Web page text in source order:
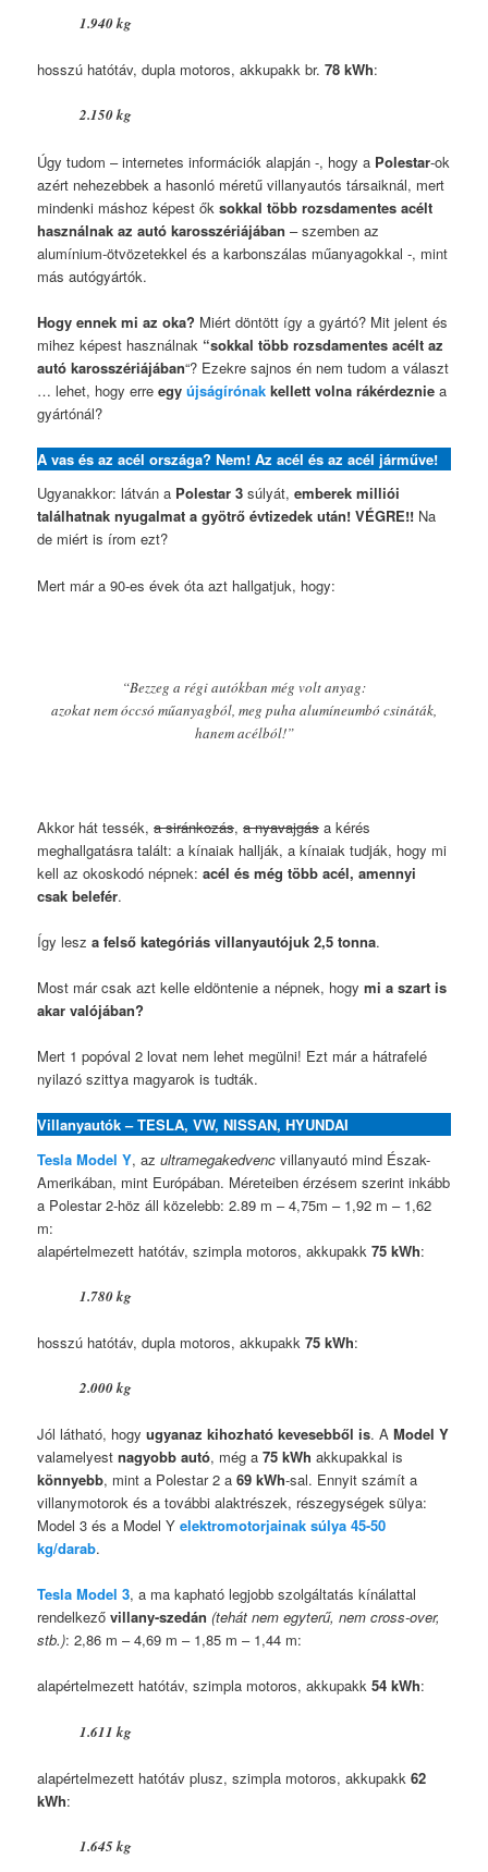
1.940 kg
hosszú hatótáv, dupla motoros, akkupakk br.78 kWh:
2.150 kg
Úgy tudom – internetes információk alapján -, hogy a Polestar-ok
azért nehezebbek a hasonló méretű villanyautós társaiknál, mert
mindenki máshoz képest őksokkal több rozsdamentes acélt
használnak az autó karosszériájában – szemben az
alumínium-ötvözetekkel és a karbonszálas műanyagokkal -, mint
más autógyártók.
Hogy ennek mi az oka? Miért döntött így a gyártó? Mit jelent és
mihez képest használnak “sokkal több rozsdamentes acélt az
autó karosszériájában“? Ezekre sajnos én nem tudom a választ
… lehet, hogy erreegyújságírónak kellett volna rákérdeznie a
gyártónál?
A vas és az acél országa? Nem! Az acél és az acél járműve!
Ugyanakkor: látván a Polestar 3 súlyát,emberek milliói
találhatnak nyugalmat a gyötrő évtizedek után! VÉGRE!! Na
de miért is írom ezt?
Mert már a 90-es évek óta azt hallgatjuk, hogy:
“Bezzeg a régi autókban még volt anyag:
azokat nem óccsó műanyagból, meg puha alumíneumbó csináták,
hanem acélból!”
Akkor hát tessék,a siránkozás,a nyavajgás a kérés
meghallgatásra talált: a kínaiak hallják, a kínaiak tudják, hogy mi
kell az okoskodó népnek:acél és még több acél, amennyi
csak belefér.
Így lesza felső kategóriás villanyautójuk 2,5 tonna.
Most már csak azt kelle eldöntenie a népnek, hogymi a szart is
akar valójában?
Mert 1 popóval 2 lovat nem lehet megülni! Ezt már a hátrafelé
nyilazó szittya magyarok is tudták.
Villanyautók – TESLA, VW, NISSAN, HYUNDAI
Tesla Model Y, azultramegakedvenc villanyautó mind Észak-
Amerikában, mint Európában. Méreteiben érzésem szerint inkább
a Polestar 2-höz áll közelebb: 2.89 m – 4,75m – 1,92 m – 1,62
m:
alapértelmezett hatótáv, szimpla motoros, akkupakk75 kWh:
1.780 kg
hosszú hatótáv, dupla motoros, akkupakk75 kWh:
2.000 kg
Jól látható, hogyugyanaz kihozható kevesebből is. AModel Y
valamelyestnagyobb autó, még a75 kWh akkupakkal is
könnyebb, mint a Polestar 2 a69 kWh-sal. Ennyit számít a
villanymotorok és a további alaktrészek, részegységek sülya:
Model 3 és a Model Yelektromotorjainak súlya 45-50
kg/darab.
Tesla Model 3, a ma kapható legjobb szolgáltatás kínálattal
rendelkezővillany-szedán (tehát nem egyterű, nem cross-over,
stb.): 2,86 m – 4,69 m – 1,85 m – 1,44 m:
alapértelmezett hatótáv, szimpla motoros, akkupakk54 kWh:
1.611 kg
alapértelmezett hatótáv plusz, szimpla motoros, akkupakk62
kWh:
1.645 kg